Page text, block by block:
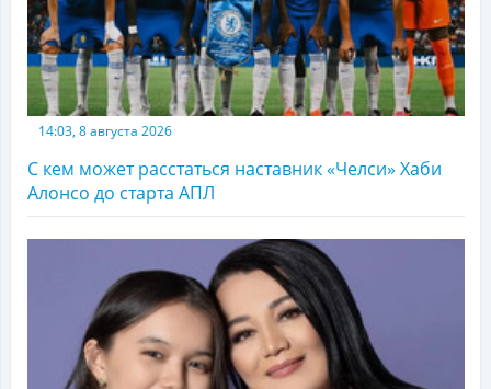
14:03, 8 августа 2026
С кем может расстаться наставник «Челси» Хаби
Алонсо до старта АПЛ